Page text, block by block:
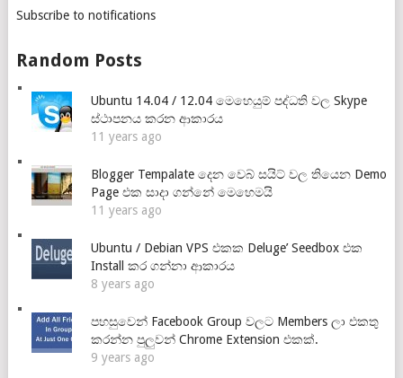
Subscribe to notifications
Random Posts
Ubuntu 14.04 / 12.04 මෙහෙයුම් පද්ධති වල Skype
ස්ථාපනය කරන ආකාරය
11 years ago
Blogger Tempalate දෙන වෙබ් සයිට් වල තියෙන Demo
Page එක සාදා ගන්නේ මෙහෙමයි
11 years ago
Ubuntu / Debian VPS එකක Deluge’ Seedbox එක
Install කර ගන්නා ආකාරය
8 years ago
පහසුවෙන් Facebook Group වලට Members ලා එකතු
කරන්න පුලුවන් Chrome Extension එකක්.
9 years ago